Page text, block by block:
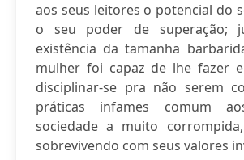
aos seus leitores o potencial do
o seu poder de superação;
existência da tamanha
mulher foi capaz de lhe fazer
disciplinar-se pra não serem
práticas infames comum
sociedade a muito
sobrevivendo com seus valores